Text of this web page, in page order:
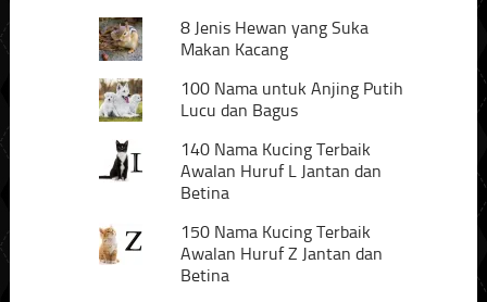
8 Jenis Hewan yang Suka
Makan Kacang
100 Nama untuk Anjing Putih
Lucu dan Bagus
140 Nama Kucing Terbaik
Awalan Huruf L Jantan dan
Betina
150 Nama Kucing Terbaik
Awalan Huruf Z Jantan dan
Betina